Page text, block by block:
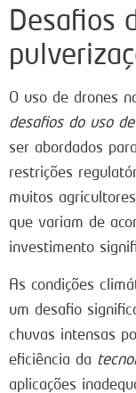
Desafios
O uso de drones
desafios do uso
ser abordados
restrições
muitos
que variam de
investimento
As condições
um desafio
chuvas intensas
eficiência da
aplicações